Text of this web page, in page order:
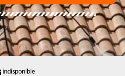
indisponible